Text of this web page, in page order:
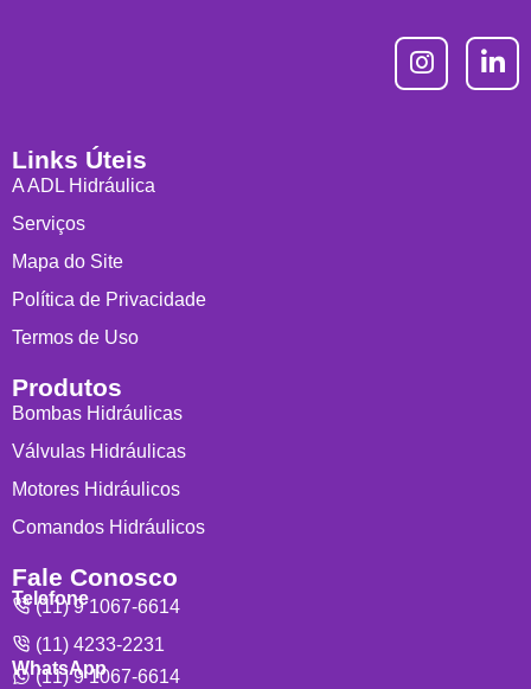
Links Úteis
A ADL Hidráulica
Serviços
Mapa do Site
Política de Privacidade
Termos de Uso
Produtos
Bombas Hidráulicas
Válvulas Hidráulicas
Motores Hidráulicos
Comandos Hidráulicos
Fale Conosco
Telefone
(11) 9 1067-6614
(11) 4233-2231
WhatsApp
(11) 9 1067-6614